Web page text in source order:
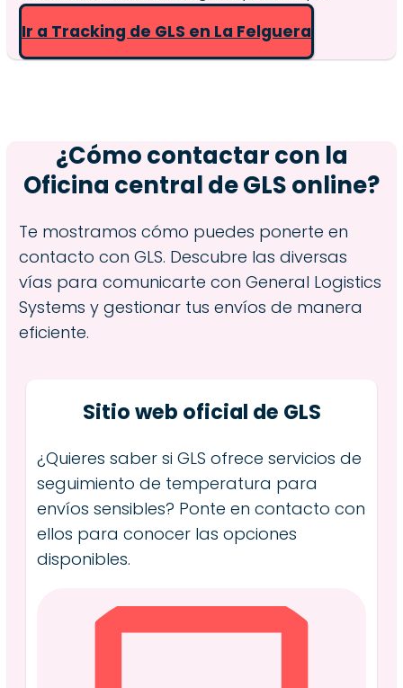
Ir a Tracking de GLS en La Felguera
¿Cómo contactar con la
Oficina central de GLS online?
Te mostramos cómo puedes ponerte en
contacto con GLS. Descubre las diversas
vías para comunicarte con General Logistics
Systems y gestionar tus envíos de manera
eficiente.
Sitio web oficial de GLS
¿Quieres saber si GLS ofrece servicios de
seguimiento de temperatura para
envíos sensibles? Ponte en contacto con
ellos para conocer las opciones
disponibles.